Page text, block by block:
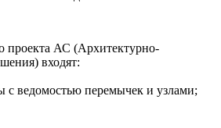
проекта АС (Архитектурно-
входят:
с ведомостью перемычек и узлами;